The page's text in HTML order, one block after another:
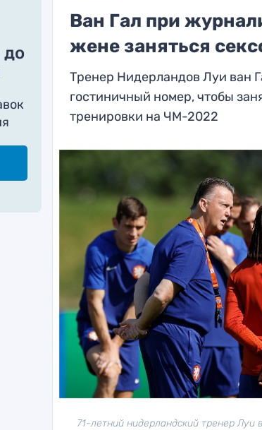
до
Ван Гал при
жене заняться
Тренер Нидерландов Луи ван
гостиничный номер, чтобы
тренировки на ЧМ-2022
71-летний нидерландский тренер